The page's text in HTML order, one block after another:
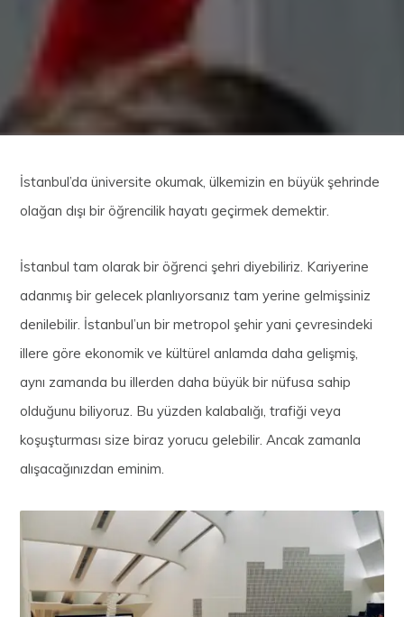
İstanbul’da üniversite okumak, ülkemizin en büyük şehrinde
olağan dışı bir öğrencilik hayatı geçirmek demektir.
İstanbul tam olarak bir öğrenci şehri diyebiliriz. Kariyerine
adanmış bir gelecek planlıyorsanız tam yerine gelmişsiniz
denilebilir. İstanbul’un bir metropol şehir yani çevresindeki
illere göre ekonomik ve kültürel anlamda daha gelişmiş,
aynı zamanda bu illerden daha büyük bir nüfusa sahip
olduğunu biliyoruz. Bu yüzden kalabalığı, trafiği veya
koşuşturması size biraz yorucu gelebilir. Ancak zamanla
alışacağınızdan eminim.